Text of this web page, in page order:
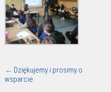
← Dziękujemy i prosimy o
wsparcie.